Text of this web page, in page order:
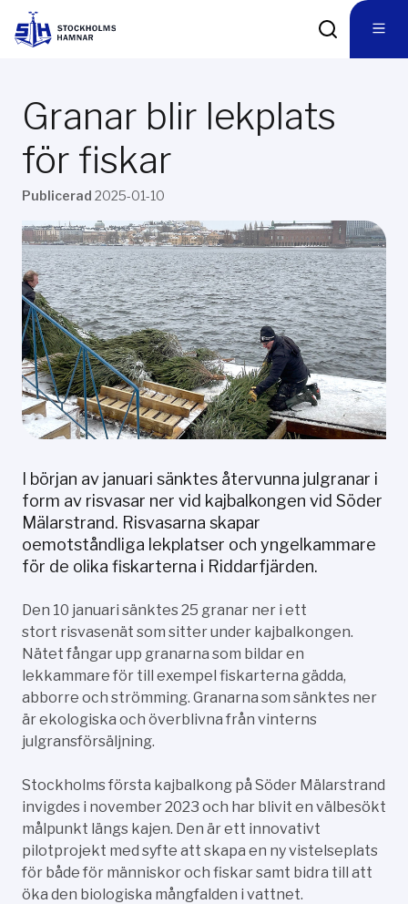
Granar blir lekplats
för fiskar
Publicerad 2025-01-10
I början av januari sänktes återvunna julgranar i
form av risvasar ner vid kajbalkongen vid Söder
Mälarstrand. Risvasarna skapar
oemotståndliga lekplatser och yngelkammare
för de olika fiskarterna i Riddarfjärden.
Den 10 januari sänktes 25 granar ner i ett
stort risvasenät som sitter under kajbalkongen.
Nätet fångar upp granarna som bildar en
lekkammare för till exempel fiskarterna gädda,
abborre och strömming. Granarna som sänktes ner
är ekologiska och överblivna från vinterns
julgransförsäljning.
Stockholms första kajbalkong på Söder Mälarstrand
invigdes i november 2023 och har blivit en välbesökt
målpunkt längs kajen. Den är ett innovativt
pilotprojekt med syfte att skapa en ny vistelseplats
för både för människor och fiskar samt bidra till att
öka den biologiska mångfalden i vattnet.